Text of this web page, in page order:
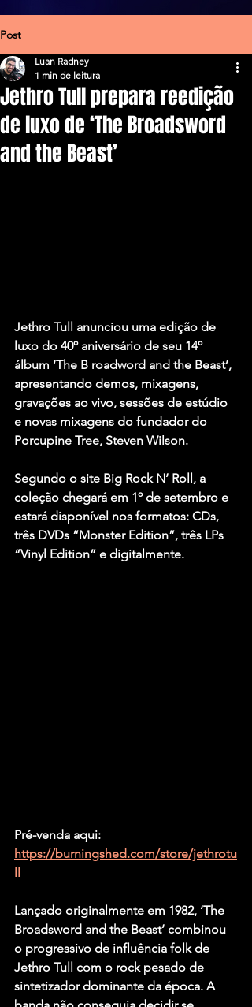
Post
Jethro Tull prepara reedição
de luxo de ‘The Broadsword
and the Beast’
Luan Radney
1 min de leitura
Jethro Tull anunciou uma edição de
luxo do 40º aniversário de seu 14º
álbum ‘The B roadword and the Beast’,
apresentando demos, mixagens,
gravações ao vivo, sessões de estúdio
e novas mixagens do fundador do
Porcupine Tree, Steven Wilson.
Segundo o site Big Rock N’ Roll, a
coleção chegará em 1º de setembro e
estará disponível nos formatos: CDs,
três DVDs “Monster Edition”, três LPs
“Vinyl Edition” e digitalmente.
Pré-venda aqui:
https://burningshed.com/store/jethrotu
ll
Lançado originalmente em 1982, ‘The
Broadsword and the Beast’ combinou
o progressivo de influência folk de
Jethro Tull com o rock pesado de
sintetizador dominante da época. A